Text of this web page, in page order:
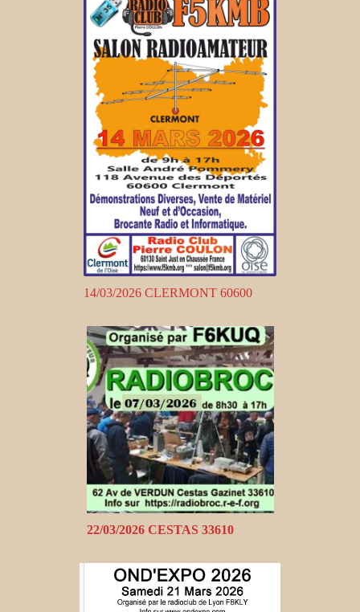
14/03/2026 CLERMONT 60600
22/03/2026 CESTAS 33610